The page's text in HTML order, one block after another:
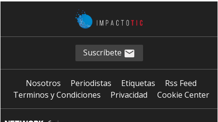
Suscríbete
Nosotros Periodistas Etiquetas
Rss Feed
Terminos y Condiciones
Privacidad Cookie Center